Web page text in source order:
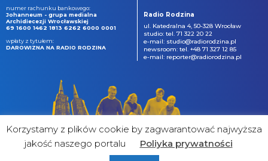
numer rachunku bankowego:
Johanneum - grupa medialna
Archidiecezji Wrocławskiej
69 1600 1462 1813 6262 6000 0001
wpłaty z tytułem:
DAROWIZNA NA RADIO RODZINA
Radio Rodzina
ul. Katedralna 4, 50-328 Wrocław
studio: tel. 71 322 20 22
e-mail: studio@radiorodzina.pl
newsroom: tel. +48 71 327 12 85
e-mail: reporter@radiorodzina.pl
Korzystamy z plików cookie by zagwarantować najwyższa
jakość naszego portalu
Poliyka prywatności